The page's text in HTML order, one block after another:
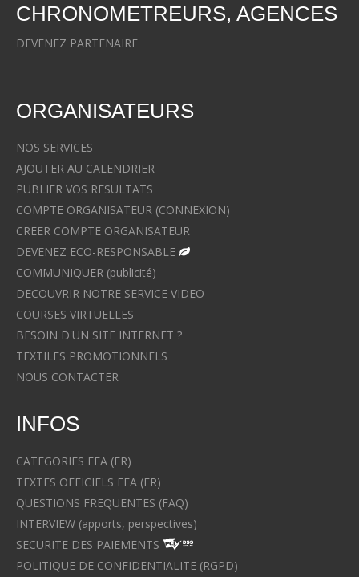
CHRONOMETREURS, AGENCES
DEVENEZ PARTENAIRE
ORGANISATEURS
NOS SERVICES
AJOUTER AU CALENDRIER
PUBLIER VOS RESULTATS
COMPTE ORGANISATEUR (CONNEXION)
CREER COMPTE ORGANISATEUR
DEVENEZ ECO-RESPONSABLE
COMMUNIQUER (publicité)
DECOUVRIR NOTRE SERVICE VIDEO
COURSES VIRTUELLES
BESOIN D'UN SITE INTERNET ?
TEXTILES PROMOTIONNELS
NOUS CONTACTER
INFOS
CATEGORIES FFA (FR)
TEXTES OFFICIELS FFA (FR)
QUESTIONS FREQUENTES (FAQ)
INTERVIEW (apports, perspectives)
SECURITE DES PAIEMENTS
POLITIQUE DE CONFIDENTIALITE (RGPD)